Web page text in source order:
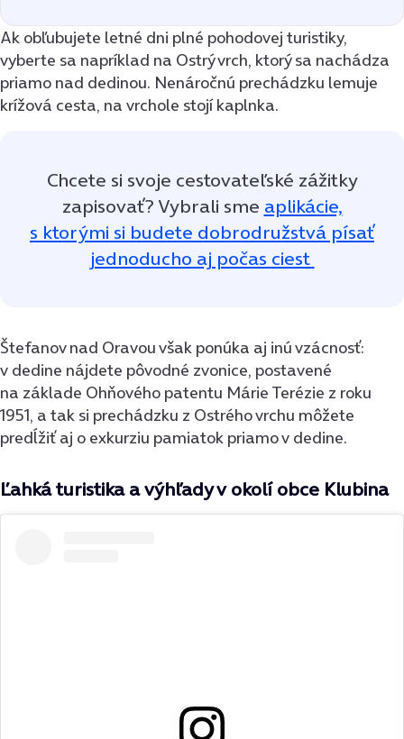
Ak obľubujete letné dni plné pohodovej turistiky,
vyberte sa napríklad na Ostrý vrch, ktorý sa nachádza
priamo nad dedinou. Nenáročnú prechádzku lemuje
krížová cesta, na vrchole stojí kaplnka.
Chcete si svoje cestovateľské zážitky
zapisovať? Vybrali sme aplikácie,
s ktorými si budete dobrodružstvá písať
jednoducho aj počas ciest
Štefanov nad Oravou však ponúka aj inú vzácnosť:
v dedine nájdete pôvodné zvonice, postavené
na základe Ohňového patentu Márie Terézie z roku
1951, a tak si prechádzku z Ostrého vrchu môžete
predĺžiť aj o exkurziu pamiatok priamo v dedine.
Ľahká turistika a výhľady v okolí obce Klubina